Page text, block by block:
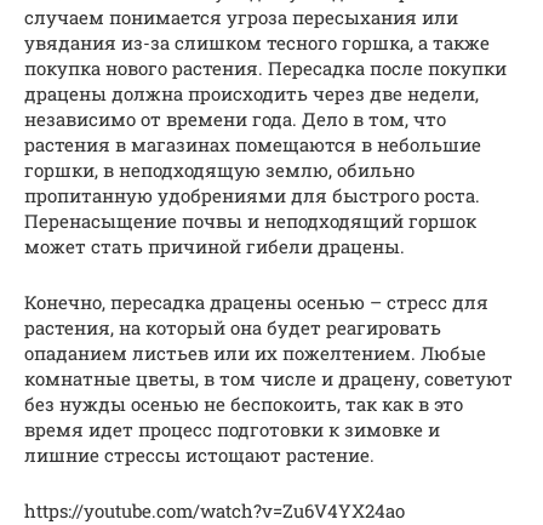
случаем понимается угроза пересыхания или
увядания из-за слишком тесного горшка, а также
покупка нового растения. Пересадка после покупки
драцены должна происходить через две недели,
независимо от времени года. Дело в том, что
растения в магазинах помещаются в небольшие
горшки, в неподходящую землю, обильно
пропитанную удобрениями для быстрого роста.
Перенасыщение почвы и неподходящий горшок
может стать причиной гибели драцены.
Конечно, пересадка драцены осенью – стресс для
растения, на который она будет реагировать
опаданием листьев или их пожелтением. Любые
комнатные цветы, в том числе и драцену, советуют
без нужды осенью не беспокоить, так как в это
время идет процесс подготовки к зимовке и
лишние стрессы истощают растение.
https://youtube.com/watch?v=Zu6V4YX24ao